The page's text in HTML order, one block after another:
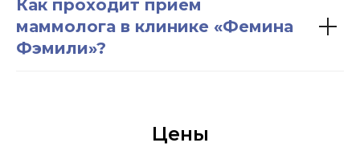
Как проходит прием
маммолога в клинике «Фемина
Фэмили»?
Цены